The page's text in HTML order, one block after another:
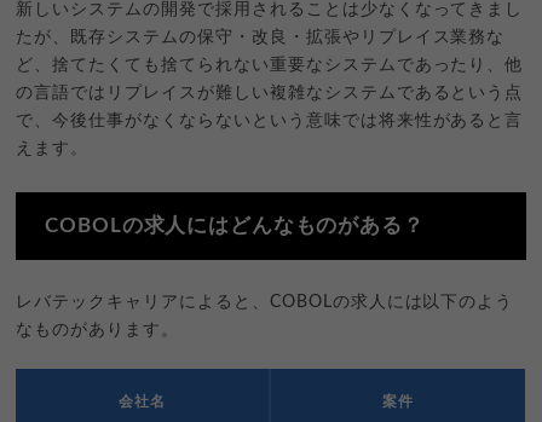
新しいシステムの開発で採用されることは少なくなってきまし
たが、既存システムの保守・改良・拡張やリプレイス業務な
ど、捨てたくても捨てられない重要なシステムであったり、他
の言語ではリプレイスが難しい複雑なシステムであるという点
で、今後仕事がなくならないという意味では将来性があると言
えます。
COBOLの求人にはどんなものがある？
レバテックキャリアによると、COBOLの求人には以下のよう
なものがあります。
会社名 案件